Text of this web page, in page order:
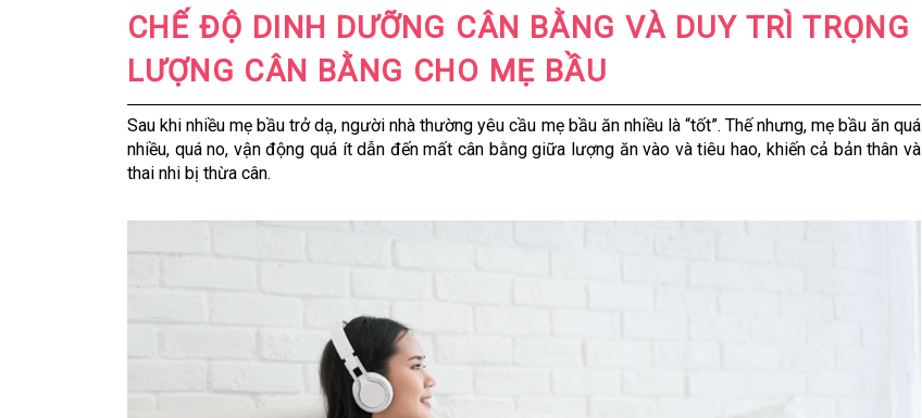
CHẾ ĐỘ DINH DƯỠNG CÂN BẰNG VÀ DUY TRÌ TRỌNG
LƯỢNG CÂN BẰNG CHO MẸ BẦU
Sau khi nhiều mẹ bầu trở dạ, người nhà thường yêu cầu mẹ bầu ăn nhiều là “tốt”. Thế nhưng, mẹ bầu ăn quá
nhiều, quá no, vận động quá ít dẫn đến mất cân bằng giữa lượng ăn vào và tiêu hao, khiến cả bản thân và
thai nhi bị thừa cân.